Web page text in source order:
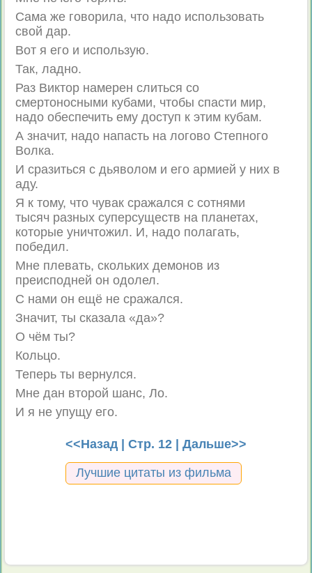
Сама же говорила, что надо использовать
свой дар.
Вот я его и использую.
Так, ладно.
Раз Виктор намерен слиться со
смертоносными кубами, чтобы спасти мир,
надо обеспечить ему доступ к этим кубам.
А значит, надо напасть на логово Степного
Волка.
И сразиться с дьяволом и его армией у них в
аду.
Я к тому, что чувак сражался с сотнями
тысяч разных суперсуществ на планетах,
которые уничтожил. И, надо полагать,
победил.
Мне плевать, скольких демонов из
преисподней он одолел.
С нами он ещё не сражался.
Значит, ты сказала «да»?
О чём ты?
Кольцо.
Теперь ты вернулся.
Мне дан второй шанс, Ло.
И я не упущу его.
<<Назад | Стр. 12 | Дальше>>
Лучшие цитаты из фильма